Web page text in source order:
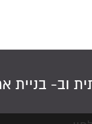
וב- בניית